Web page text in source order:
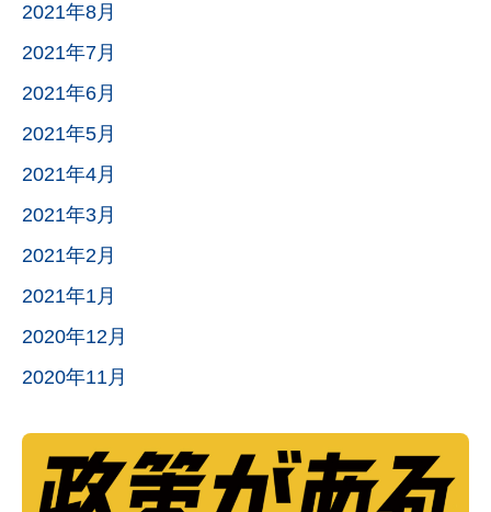
2021年8月
2021年7月
2021年6月
2021年5月
2021年4月
2021年3月
2021年2月
2021年1月
2020年12月
2020年11月